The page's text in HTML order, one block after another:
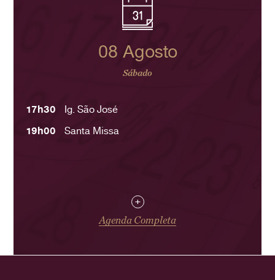
08 Agosto
Sábado
17h30
Ig. São José
19h00
Santa Missa
+
Agenda Completa